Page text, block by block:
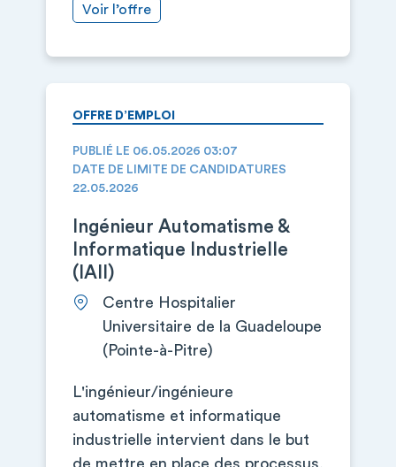
Voir l’offre
OFFRE D’EMPLOI
PUBLIÉ LE 06.05.2026 03:07
DATE DE LIMITE DE CANDIDATURES
22.05.2026
Ingénieur Automatisme &
Informatique Industrielle
(IAII)
Centre Hospitalier
Universitaire de la Guadeloupe
(Pointe-à-Pitre)
L'ingénieur/ingénieure
automatisme et informatique
industrielle intervient dans le but
de mettre en place des processus,